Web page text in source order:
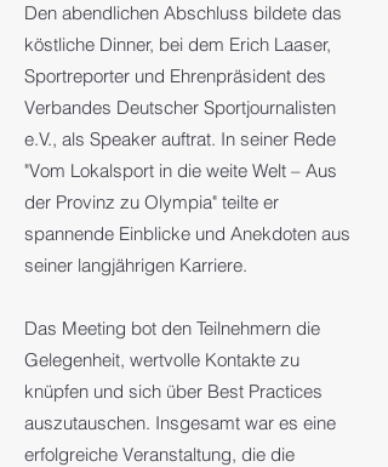
Den abendlichen Abschluss bildete das
köstliche Dinner, bei dem Erich Laaser,
Sportreporter und Ehrenpräsident des
Verbandes Deutscher Sportjournalisten
e.V., als Speaker auftrat. In seiner Rede
"Vom Lokalsport in die weite Welt – Aus
der Provinz zu Olympia" teilte er
spannende Einblicke und Anekdoten aus
seiner langjährigen Karriere.
Das Meeting bot den Teilnehmern die
Gelegenheit, wertvolle Kontakte zu
knüpfen und sich über Best Practices
auszutauschen. Insgesamt war es eine
erfolgreiche Veranstaltung, die die